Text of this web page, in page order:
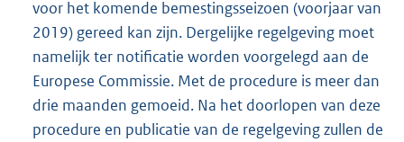
voor het komende bemestingsseizoen (voorjaar van
2019) gereed kan zijn. Dergelijke regelgeving moet
namelijk ter notificatie worden voorgelegd aan de
Europese Commissie. Met de procedure is meer dan
drie maanden gemoeid. Na het doorlopen van deze
procedure en publicatie van de regelgeving zullen de